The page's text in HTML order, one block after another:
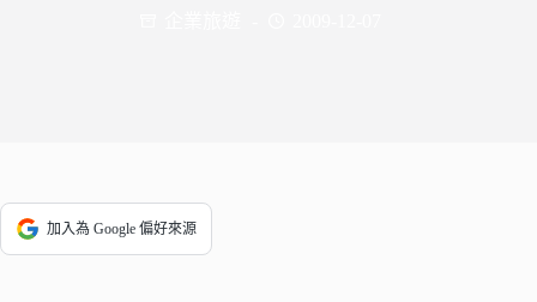
加入為 Google 偏好來源